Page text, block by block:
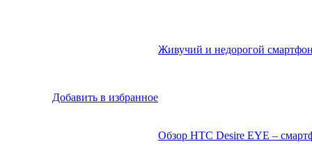
Добавить в избранное
Живучий и недорогой
Обзор HTC Desire EYE –